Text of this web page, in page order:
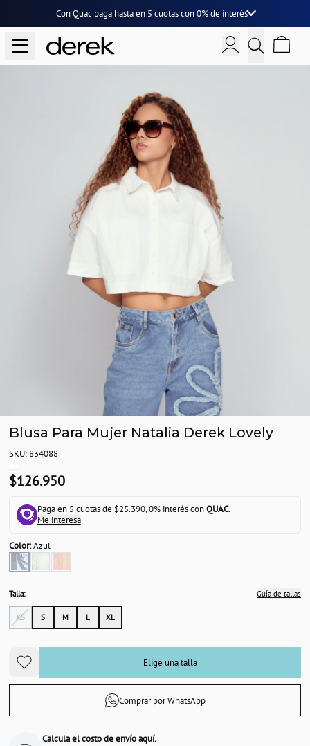
Con Quac paga hasta en 5 cuotascon0% de interés
Blusa Para Mujer Natalia Derek Lovely
SKU: 834088
$126.950
Paga en 5 cuotas de $25.390, 0% interés conQUAC.
Me interesa
Color:Azul
Talla: Guía de tallas
XS S M L XL
Elige una talla
Comprar por WhatsApp
Calcula el costo de envío aquí.